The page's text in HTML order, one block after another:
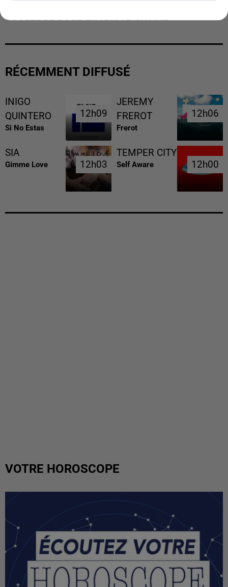
COULÉE DE BOUE EN HAUTE-SAVOIE
RÉCEMMENT DIFFUSÉ
INIGO
QUINTERO
Si No Estas
12h09
12h09
JEREMY
FREROT
Frerot
12h06
12h06
SIA
Gimme Love 12h03
12h03
TEMPER CITY
Self Aware 12h00
12h00
VOTRE HOROSCOPE